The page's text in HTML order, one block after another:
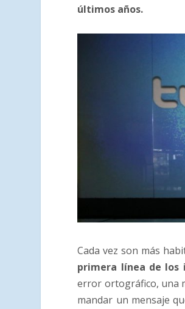
últimos años.
Cada vez son más
primera línea de los
error ortográfico, una
mandar un mensaje